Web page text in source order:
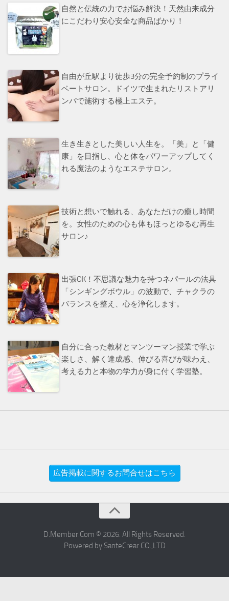
自然と伝統の力でお悩み解決！天然由来成分
にこだわり安心安全な商品ばかり！
自由が丘駅より徒歩3分の完全予約制のプライ
ベートサロン。ドイツで生まれたリストアリ
ンパで施術する極上エステ。
生き生きとした美しい人生を。「美」と「健
康」を目指し、心と体をパワーアップしてく
れる魔法のようなエステサロン。
技術と想いで触れる、あなただけの癒し時間
を。女性のための心も体もほっとゆるむ再生
サロン♪
出張OK！不思議な魅力を持つネパールの法具
「シンギングボウル」の波動で、チャクラの
バランスを整え、心を浄化します。
自分に合った教材とマンツーマン授業で学ぶ
楽しさ、解く達成感、伸びる喜びが味わえ、
考える力と本物の学力が身に付く学習塾。
広告掲載に関するお問合せはこちら
D.Member.Com © 2026. All Rights Reserved.
Powered by SanteCrear CO.,LTD